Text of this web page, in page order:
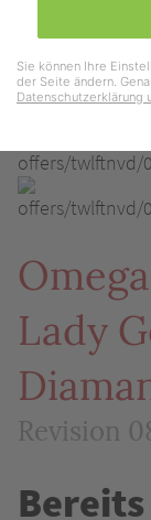
Lady
Revision
Sie können Ihre
der Seite ändern.
Datenschutzerklärung